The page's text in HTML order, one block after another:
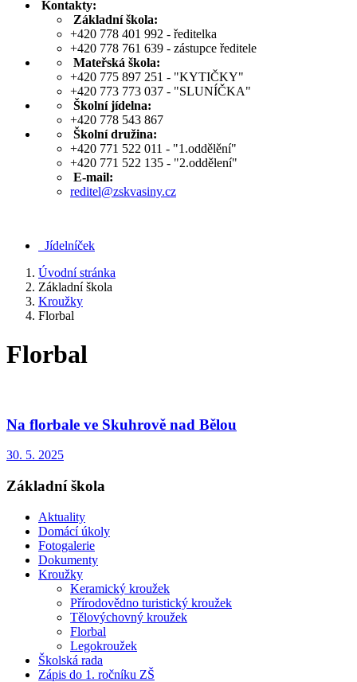
Kontakty:
Základní škola:
+420 778 401 992 - ředitelka
+420 778 761 639 - zástupce ředitele
Mateřská škola:
+420 775 897 251 - "KYTIČKY"
+420 773 773 037 - "SLUNÍČKA"
Školní jídelna:
+420 778 543 867
Školní družina:
+420 771 522 011 - "1.oddělění"
+420 771 522 135 - "2.oddělení"
E-mail:
reditel@zskvasiny.cz
Jídelníček
Úvodní stránka
Základní škola
Kroužky
Florbal
Florbal
Na florbale ve Skuhrově nad Bělou
30. 5. 2025
Základní škola
Aktuality
Domácí úkoly
Fotogalerie
Dokumenty
Kroužky
Keramický kroužek
Přírodovědno turistický kroužek
Tělovýchovný kroužek
Florbal
Legokroužek
Školská rada
Zápis do 1. ročníku ZŠ